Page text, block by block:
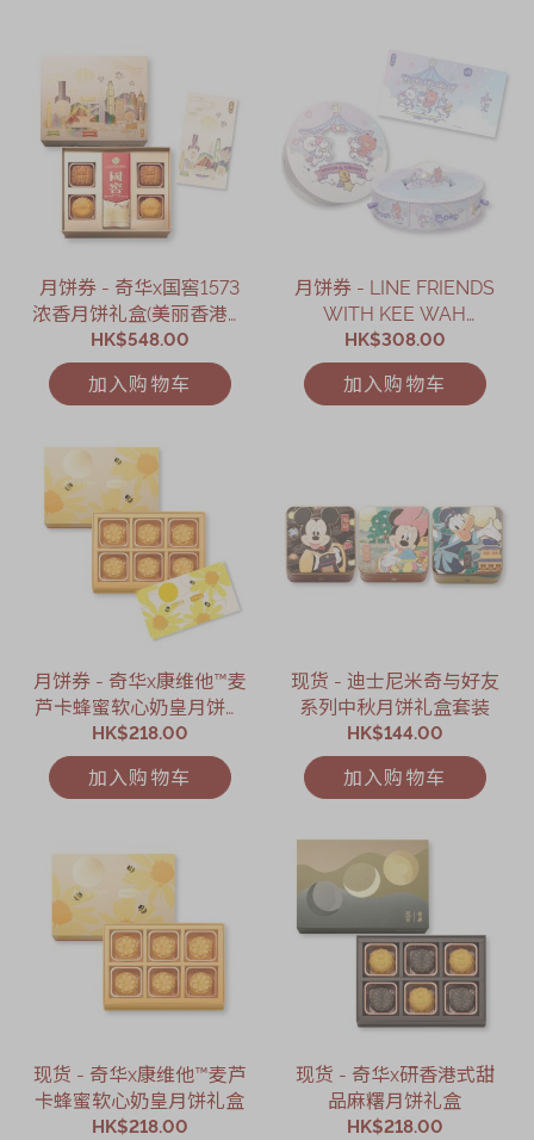
月饼券 - 奇华x国窖1573
浓香月饼礼盒(美丽香港．
限定版)礼券
HK$548.00
加入购物车
月饼券 - LINE FRIENDS
WITH KEE WAH
BAKERY什锦奶皇月饼旋
转音乐礼盒礼券
HK$308.00
加入购物车
月饼券 - 奇华x康维他™麦
芦卡蜂蜜软心奶皇月饼礼
盒礼券
HK$218.00
加入购物车
现货 - 迪士尼米奇与好友
系列中秋月饼礼盒套装
HK$144.00
加入购物车
现货 - 奇华x康维他™麦芦
卡蜂蜜软心奶皇月饼礼盒
HK$218.00
现货 - 奇华x研香港式甜
品麻糬月饼礼盒
HK$218.00